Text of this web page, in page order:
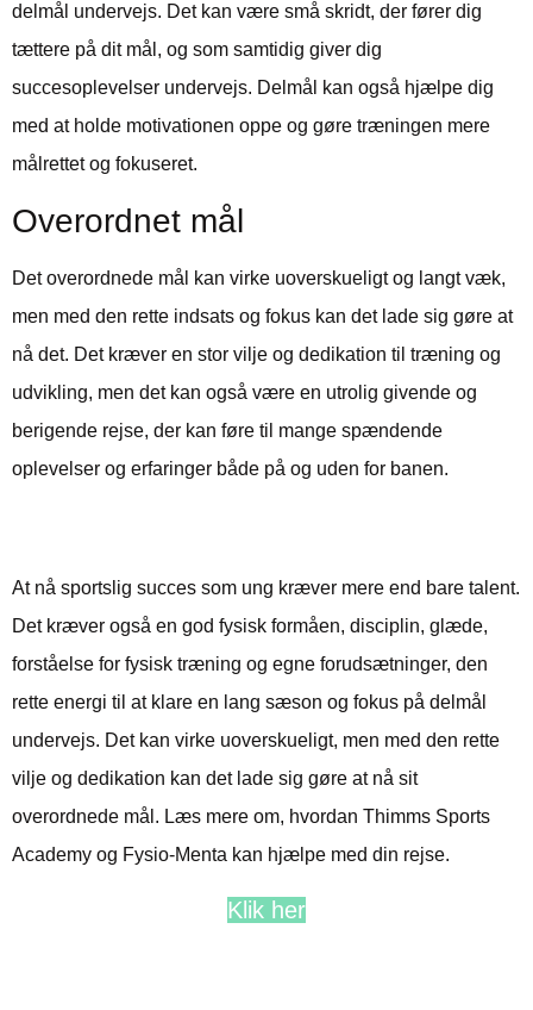
delmål undervejs. Det kan være små skridt, der fører dig
tættere på dit mål, og som samtidig giver dig
succesoplevelser undervejs. Delmål kan også hjælpe dig
med at holde motivationen oppe og gøre træningen mere
målrettet og fokuseret.
Overordnet mål
Det overordnede mål kan virke uoverskueligt og langt væk,
men med den rette indsats og fokus kan det lade sig gøre at
nå det. Det kræver en stor vilje og dedikation til træning og
udvikling, men det kan også være en utrolig givende og
berigende rejse, der kan føre til mange spændende
oplevelser og erfaringer både på og uden for banen.
At nå sportslig succes som ung kræver mere end bare talent.
Det kræver også en god fysisk formåen, disciplin, glæde,
forståelse for fysisk træning og egne forudsætninger, den
rette energi til at klare en lang sæson og fokus på delmål
undervejs. Det kan virke uoverskueligt, men med den rette
vilje og dedikation kan det lade sig gøre at nå sit
overordnede mål. Læs mere om, hvordan Thimms Sports
Academy og Fysio-Menta kan hjælpe med din rejse.
Klik her